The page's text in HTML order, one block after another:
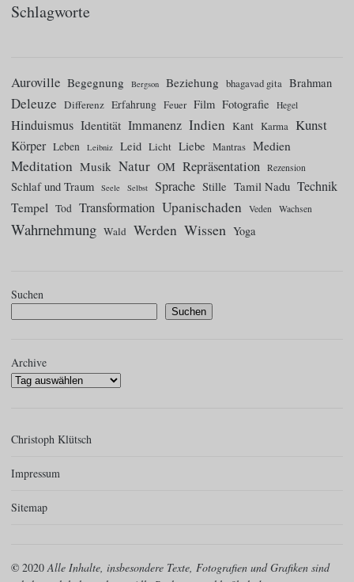
Schlagworte
Auroville Begegnung Bergson Beziehung bhagavad gita Brahman
Deleuze Differenz Erfahrung Feuer Film Fotografie Hegel
Hinduismus Identität Immanenz Indien Kant Karma Kunst
Körper Leben Leibniz Leid Licht Liebe Mantras Medien
Meditation Musik Natur OM Repräsentation Rezension
Schlaf und Traum Seele Selbst Sprache Stille Tamil Nadu Technik
Tempel Tod Transformation Upanischaden Veden Wachsen
Wahrnehmung Wald Werden Wissen Yoga
Suchen
Suchen
Archive
Christoph Klütsch
Impressum
Sitemap
© 2020 Alle Inhalte, insbesondere Texte, Fotografien und Grafiken sind